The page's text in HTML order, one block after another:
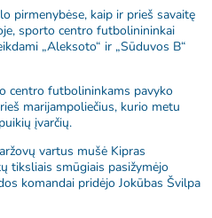
pirmenybėse, kaip ir prieš savaitę
sporto centro futbolinininkai
„Aleksoto“ ir „Sūduvos B“
centro futbolininkams pavyko
marijampoliečius, kurio metu
įvarčių.
vartus mušė Kipras
tiksliais smūgiais pasižymėjo
komandai pridėjo Jokūbas Švilpa